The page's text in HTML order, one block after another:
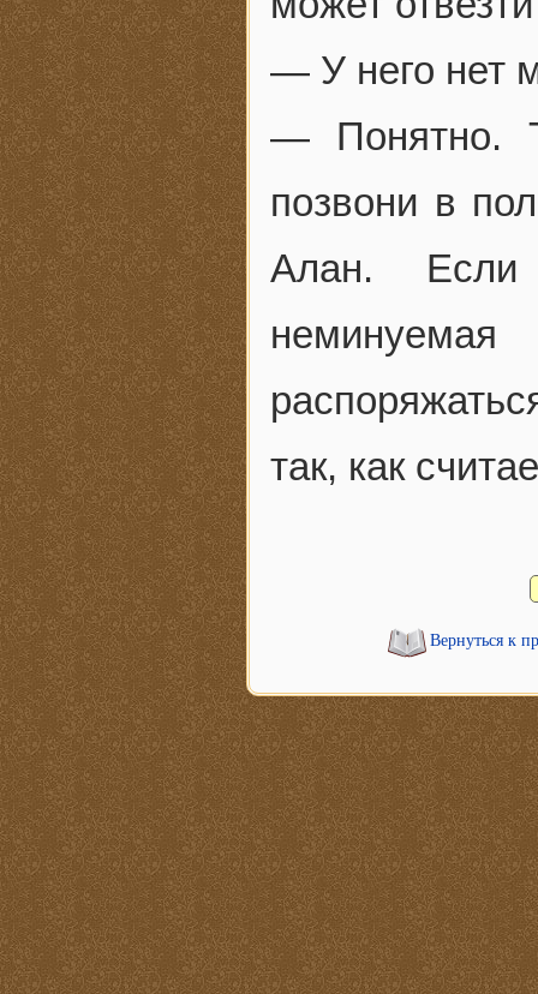
— У него нет
— Понятно.
позвони в
Алан. Если
так, как
Вернуться к